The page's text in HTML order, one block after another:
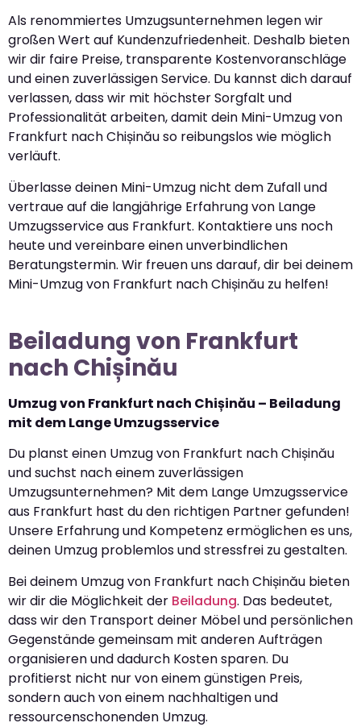
Als renommiertes Umzugsunternehmen legen wir
großen Wert auf Kundenzufriedenheit. Deshalb bieten
wir dir faire Preise, transparente Kostenvoranschläge
und einen zuverlässigen Service. Du kannst dich darauf
verlassen, dass wir mit höchster Sorgfalt und
Professionalität arbeiten, damit dein Mini-Umzug von
Frankfurt nach Chișinău so reibungslos wie möglich
verläuft.
Überlasse deinen Mini-Umzug nicht dem Zufall und
vertraue auf die langjährige Erfahrung von Lange
Umzugsservice aus Frankfurt. Kontaktiere uns noch
heute und vereinbare einen unverbindlichen
Beratungstermin. Wir freuen uns darauf, dir bei deinem
Mini-Umzug von Frankfurt nach Chișinău zu helfen!
Beiladung von Frankfurt
nach Chișinău
Umzug von Frankfurt nach Chișinău – Beiladung
mit dem Lange Umzugsservice
Du planst einen Umzug von Frankfurt nach Chișinău
und suchst nach einem zuverlässigen
Umzugsunternehmen? Mit dem Lange Umzugsservice
aus Frankfurt hast du den richtigen Partner gefunden!
Unsere Erfahrung und Kompetenz ermöglichen es uns,
deinen Umzug problemlos und stressfrei zu gestalten.
Bei deinem Umzug von Frankfurt nach Chișinău bieten
wir dir die Möglichkeit der Beiladung. Das bedeutet,
dass wir den Transport deiner Möbel und persönlichen
Gegenstände gemeinsam mit anderen Aufträgen
organisieren und dadurch Kosten sparen. Du
profitierst nicht nur von einem günstigen Preis,
sondern auch von einem nachhaltigen und
ressourcenschonenden Umzug.